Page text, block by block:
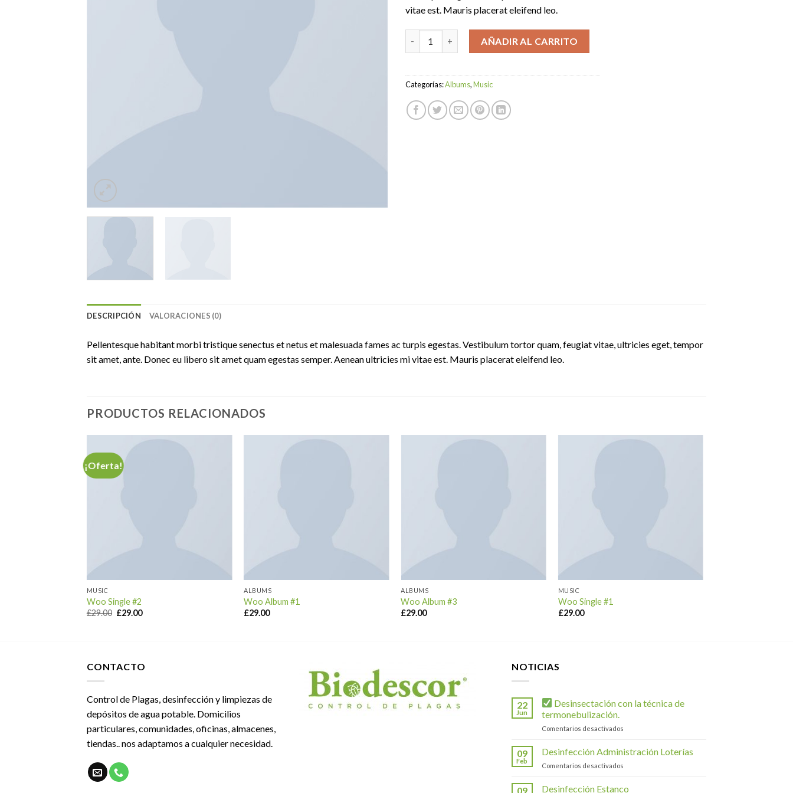
vitae est. Mauris placerat eleifend leo.
Woo Album #4 cantidadAÑADIR AL CARRITO
Categorías:Albums,Music
DESCRIPCIÓN VALORACIONES (0)
Pellentesque habitant morbi tristique senectus et netus et malesuada fames ac turpis egestas. Vestibulum tortor quam, feugiat vitae, ultricies eget, tempor
sit amet, ante. Donec eu libero sit amet quam egestas semper. Aenean ultricies mi vitae est. Mauris placerat eleifend leo.
PRODUCTOS RELACIONADOS
¡Oferta!
MUSIC
Woo Single #2
£29.00 £29.00
ALBUMS
Woo Album #1
£29.00
ALBUMS
Woo Album #3
£29.00
MUSIC
Woo Single #1
£29.00
CONTACTO
Control de Plagas, desinfección y limpiezas de
depósitos de agua potable. Domicilios
particulares, comunidades, oficinas, almacenes,
tiendas.. nos adaptamos a cualquier necesidad.
NOTICIAS
22
Jun
Desinsectación con la técnica de
termonebulización.
Comentarios desactivadosen
Desinsectación
con
la
de
09
Feb
Desinfección Administración Loterías
Comentarios desactivadosen
09 Desinfección Estanco